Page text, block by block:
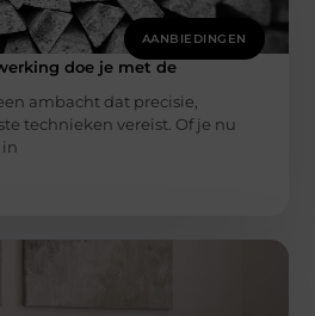
AANBIEDINGEN
doe je met de
ambacht dat precisie,
technieken vereist. Of je nu
in